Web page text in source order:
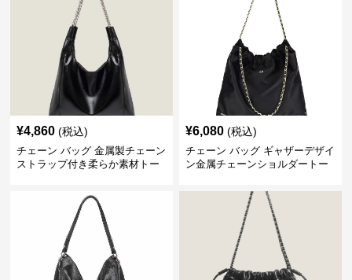
¥4,860 (税込)
チェーン バッグ 金属製チェーン
ストラップ付き柔らか素材トー
¥6,080 (税込)
チェーン バッグ ギャザーデザイ
ン金属チェーンショルダートー